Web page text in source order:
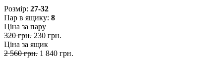
Розмiр: 27-32
Пар в ящику: 8
Ціна за пару
320 грн. 230 грн.
Ціна за ящик
2 560 грн. 1 840 грн.